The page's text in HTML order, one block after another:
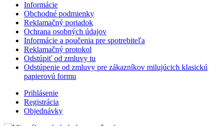
Informácie
Obchodné podmienky
Reklamačný poriadok
Ochrana osobných údajov
Informácie a poučenia pre spotrebiteľa
Reklamačný protokol
Odstúpiť od zmluvy tu
Odstúpenie od zmluvy pre zákazníkov milujúcich klasickú
papierovú formu
Prihlásenie
Registrácia
Objednávky